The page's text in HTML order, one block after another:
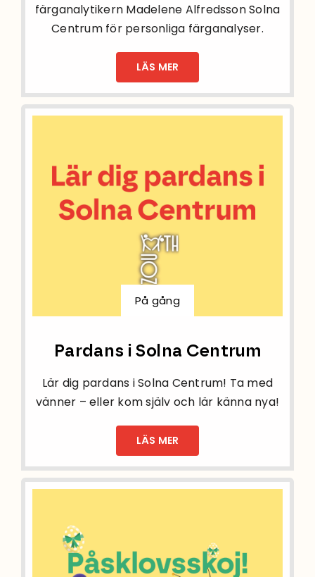
färganalytikern Madelene Alfredsson Solna
Centrum för personliga färganalyser.
LÄS MER
På gång
Pardans i Solna Centrum
Lär dig pardans i Solna Centrum! Ta med
vänner – eller kom själv och lär känna nya!
LÄS MER